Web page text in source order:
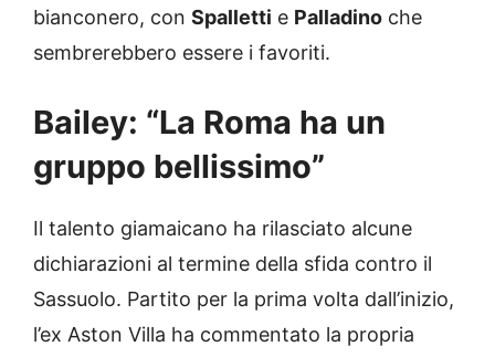
bianconero, con Spalletti e Palladino che
sembrerebbero essere i favoriti.
Bailey: “La Roma ha un
gruppo bellissimo”
Il talento giamaicano ha rilasciato alcune
dichiarazioni al termine della sfida contro il
Sassuolo. Partito per la prima volta dall’inizio,
l’ex Aston Villa ha commentato la propria